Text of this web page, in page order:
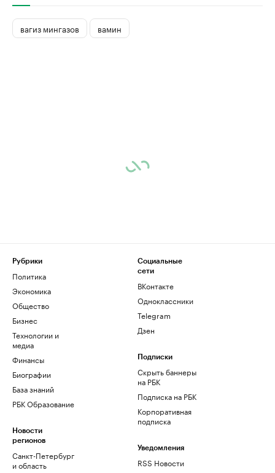
вагиз мингазов вамин
Рубрики
Политика
Экономика
Общество
Бизнес
Технологии и
медиа
Финансы
Биографии
База знаний
РБК Образование
Новости
регионов
Санкт-Петербург
и область
Социальные
сети
ВКонтакте
Одноклассники
Telegram
Дзен
Подписки
Скрыть баннеры
на РБК
Подписка на РБК
Корпоративная
подписка
Уведомления
RSS Новости